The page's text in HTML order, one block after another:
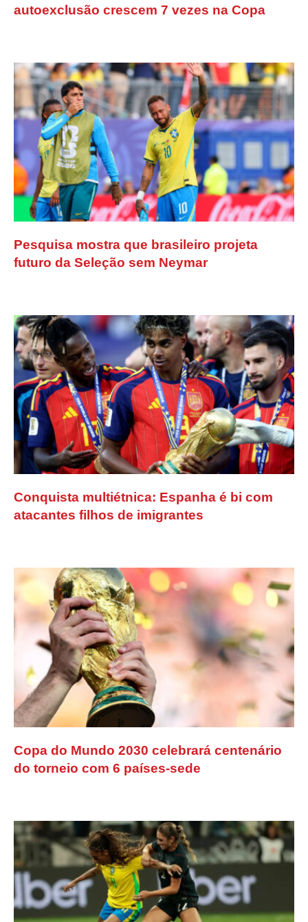
autoexclusão crescem 7 vezes na Copa
Pesquisa mostra que brasileiro projeta
futuro da Seleção sem Neymar
Conquista multiétnica: Espanha é bi com
atacantes filhos de imigrantes
Copa do Mundo 2030 celebrará centenário
do torneio com 6 países-sede